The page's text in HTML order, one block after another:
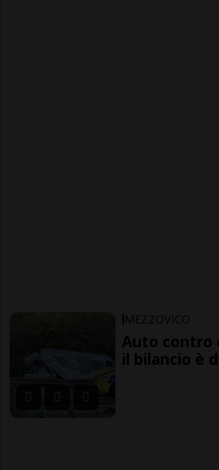
MEZZOVICO
Auto contro
il bilancio è